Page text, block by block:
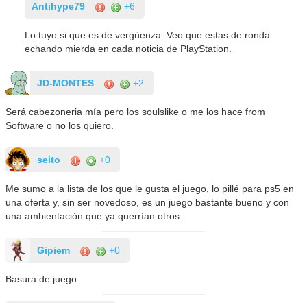
Antihype79 +6
Lo tuyo si que es de vergüenza. Veo que estas de ronda
echando mierda en cada noticia de PlayStation.
JD-MONTES +2
Será cabezoneria mía pero los soulslike o me los hace from
Software o no los quiero.
seito +0
Me sumo a la lista de los que le gusta el juego, lo pillé para ps5 en
una oferta y, sin ser novedoso, es un juego bastante bueno y con
una ambientación que ya querrían otros.
Gipiem +0
Basura de juego.